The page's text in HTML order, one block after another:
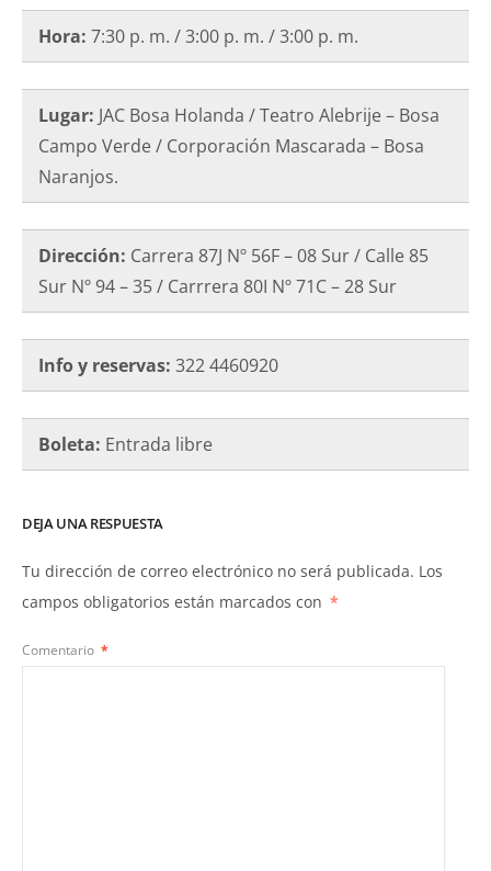
Hora: 7:30 p. m. / 3:00 p. m. / 3:00 p. m.
Lugar: JAC Bosa Holanda / Teatro Alebrije – Bosa
Campo Verde / Corporación Mascarada – Bosa
Naranjos.
Dirección: Carrera 87J Nº 56F – 08 Sur / Calle 85
Sur Nº 94 – 35 / Carrrera 80I Nº 71C – 28 Sur
Info y reservas: 322 4460920
Boleta: Entrada libre
DEJA UNA RESPUESTA
Tu dirección de correo electrónico no será publicada. Los
campos obligatorios están marcados con *
Comentario *